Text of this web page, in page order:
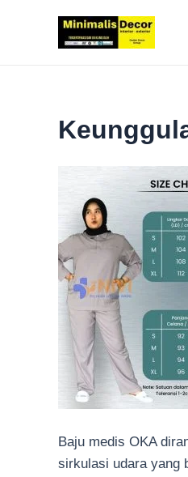
Baju medis OKA
sirkulasi udara yang